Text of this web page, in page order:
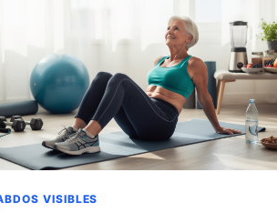
VISIBLES